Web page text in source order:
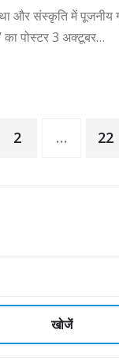
और संस्कृति में पूजनीय
का पोस्टर 3 अक्टूबर…
2 … 22
खोजें